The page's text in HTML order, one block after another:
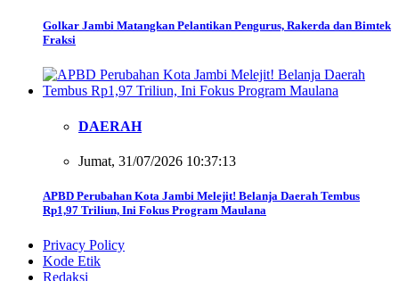
Golkar Jambi Matangkan Pelantikan Pengurus, Rakerda dan Bimtek
Fraksi
DAERAH
Jumat, 31/07/2026 10:37:13
APBD Perubahan Kota Jambi Melejit! Belanja Daerah Tembus
Rp1,97 Triliun, Ini Fokus Program Maulana
Privacy Policy
Kode Etik
Redaksi